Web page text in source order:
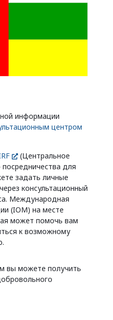
земель
информации
центром
(Центральное
для
задать личные
консультационный
Международная
(IOM) на месте
может помочь вам
к возможному
вы можете получить